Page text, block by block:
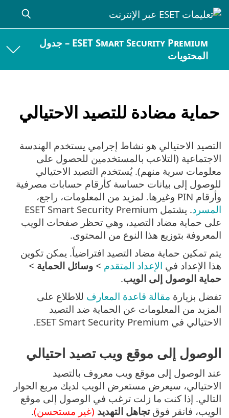
ESET Smart Security Premium – جدول
المحتويات
حماية مضادة للتصيد الاحتيالي
التصيد الاحتيالي هو نشاط إجرامي يستخدم الهندسة
الاجتماعية (التلاعب بالمستخدمين للحصول على
معلومات سرية منهم). يُستخدم التصيد الاحتيالي
للوصول إلى بيانات حساسة كأرقام حسابات مصرفية
وأرقام PIN وغيرها. لمزيد من المعلومات، راجع،
المسرد
. يشتمل ESET Smart Security Premium
على حماية مضاد التصيد، وهي تحظر صفحات الويب
المعروفة بتوزيع هذا النوع من المحتوى.
يتم تمكين حماية مضاد التصيد افتراضياً. يمكن تكوين
هذا الإعداد في الإعداد المتقدم > وسائل الحماية >
حماية الوصول إلى الويب.
تفضل بزيارة مقالة قاعدة المعارف للاطلاع على
المزيد من المعلومات عن الحماية ضد التصيد
الاحتيالي في ESET Smart Security Premium.
الوصول إلى موقع ويب تصيد احتيالي
عند الوصول إلى موقع ويب معروف بالتصيد
الاحتيالي، سيعرض مستعرض الويب لديك مربع الحوار
التالي. إذا كنت ما زلت ترغب في الوصول إلى موقع
الويب، فانقر فوقتجاهل التهديد (غير مستحسن).